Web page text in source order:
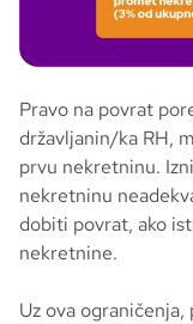
Pravo na povrat
državljanin/ka RH,
prvu nekretninu.
nekretninu
dobiti povrat, ako
nekretnine.
Uz ova